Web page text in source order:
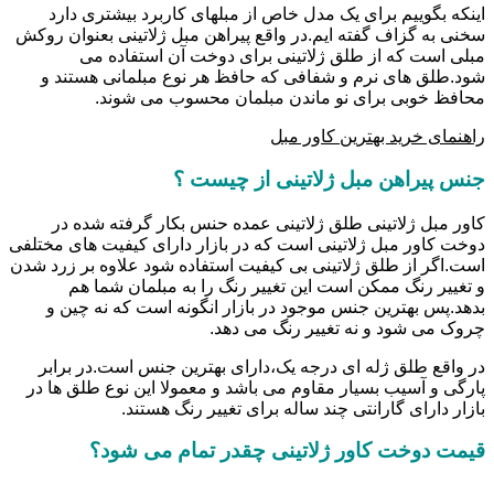
اینکه بگوییم برای یک مدل خاص از مبلهای کاربرد بیشتری دارد
سخنی به گزاف گفته ایم.در واقع پیراهن مبل ژلاتینی بعنوان روکش
مبلی است که از طلق ژلاتینی برای دوخت آن استفاده می
شود.طلق های نرم و شفافی که حافظ هر نوع مبلمانی هستند و
محافظ خوبی برای نو ماندن مبلمان محسوب می شوند.
راهنمای خرید بهترین کاور مبل
جنس پیراهن مبل ژلاتینی از چیست ؟
کاور مبل ژلاتینی طلق ژلاتینی عمده حنس بکار گرفته شده در
دوخت کاور مبل ژلاتینی است که در بازار دارای کیفیت های مختلفی
است.اگر از طلق ژلاتینی بی کیفیت استفاده شود علاوه بر زرد شدن
و تغییر رنگ ممکن است این تغییر رنگ را به مبلمان شما هم
بدهد.پس بهترین جنس موجود در بازار انگونه است که نه چین و
چروک می شود و نه تغییر رنگ می دهد.
در واقع طلق ژله ای درجه یک،دارای بهترین جنس است.در برابر
پارگی و آسیب بسیار مقاوم می باشد و معمولا این نوع طلق ها در
بازار دارای گارانتی چند ساله برای تغییر رنگ هستند.
قیمت دوخت کاور ژلاتینی چقدر تمام می شود؟